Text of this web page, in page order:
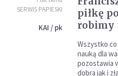
SERWIS PAPIESKI
KAI / pk
piłkę
robimy
Wszystko
nauką dla
pozostawia
dobra jak i